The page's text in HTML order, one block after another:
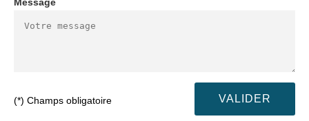
(*) Champs obligatoire